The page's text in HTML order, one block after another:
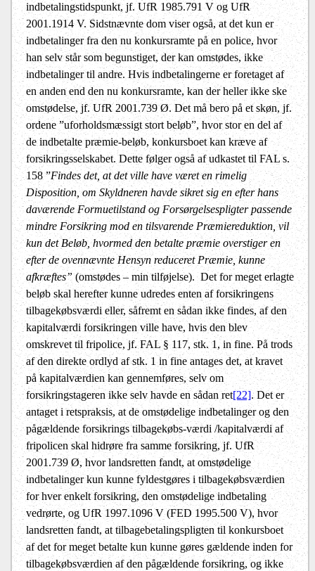
indbetalingstidspunkt, jf. UfR 1985.791 V og UfR
2001.1914 V. Sidstnævnte dom viser også, at det kun er
indbetalinger fra den nu konkursramte på en police, hvor
han selv står som begunstiget, der kan omstødes, ikke
indbetalinger til andre. Hvis indbetalingerne er foretaget af
en anden end den nu konkursramte, kan der heller ikke ske
omstødelse, jf. UfR 2001.739 Ø. Det må bero på et skøn, jf.
ordene ”uforholdsmæssigt stort beløb”, hvor stor en del af
de indbetalte præmie-beløb, konkursboet kan kræve af
forsikringsselskabet. Dette følger også af udkastet til FAL s.
158 ”Findes det, at det ville have været en rimelig
Disposition, om Skyldneren havde sikret sig en efter hans
daværende Formuetilstand og Forsørgelsespligter passende
mindre Forsikring mod en tilsvarende Præmiereduktion, vil
kun det Beløb, hvormed den betalte præmie overstiger en
efter de ovennævnte Hensyn reduceret Præmie, kunne
afkræftes”(omstødes – min tilføjelse). Det for meget erlagte
beløb skal herefter kunne udredes enten af forsikringens
tilbagekøbsværdi eller, såfremt en sådan ikke findes, af den
kapitalværdi forsikringen ville have, hvis den blev
omskrevet til fripolice, jf. FAL § 117, stk. 1, in fine. På trods
af den direkte ordlyd af stk. 1 in fine antages det, at kravet
på kapitalværdien kan gennemføres, selv om
forsikringstageren ikke selv havde en sådan ret[22]. Det er
antaget i retspraksis, at de omstødelige indbetalinger og den
pågældende forsikrings tilbagekøbs-værdi /kapitalværdi af
fripolicen skal hidrøre fra samme forsikring, jf. UfR
2001.739 Ø, hvor landsretten fandt, at omstødelige
indbetalinger kun kunne fyldestgøres i tilbagekøbsværdien
for hver enkelt forsikring, den omstødelige indbetaling
vedrørte, og UfR 1997.1096 V (FED 1995.500 V), hvor
landsretten fandt, at tilbagebetalingspligten til konkursboet
af det for meget betalte kun kunne gøres gældende inden for
tilbagekøbsværdien af den pågældende forsikring, og ikke